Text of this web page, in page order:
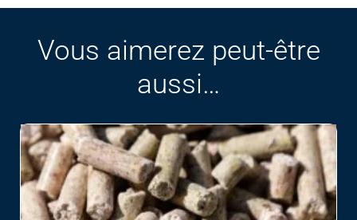
Vous aimerez peut-être
aussi…